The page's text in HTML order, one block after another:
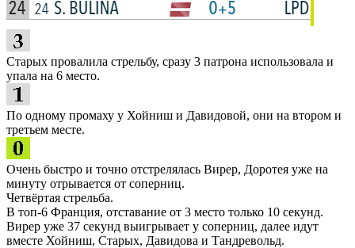
Старых провалила стрельбу, сразу 3 патрона использовала и
упала на 6 место.
По одному промаху у Хойниш и Давидовой, они на втором и
третьем месте.
Очень быстро и точно отстрелялась Вирер, Доротея уже на
минуту отрывается от соперниц.
Четвёртая стрельба.
В топ-6 Франция, отставание от 3 место только 10 секунд.
Вирер уже 37 секунд выигрывает у соперниц, далее идут
вместе Хойниш, Старых, Давидова и Тандревольд.